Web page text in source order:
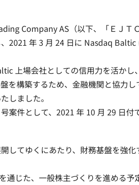
Company AS（以下、「ＥＪＴ
2021 年 3 月 24 日に Nasdaq Baltic
上場会社としての信用力を活かし
を構築するため、金融機関と協力
しました。
案件として、2021 年 10 月 29 日
してゆくにあたり、財務基盤を強
じた、一般株主づくりを進める予